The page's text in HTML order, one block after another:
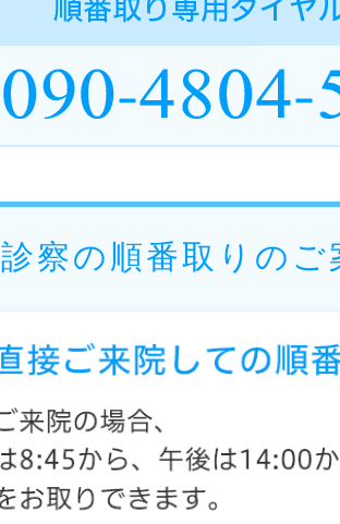
診察の順番取りのご